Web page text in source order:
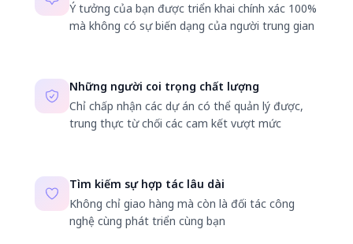
Ý tưởng của bạn được triển khai chính xác 100%
mà không có sự biến dạng của người trung gian
Những người coi trọng chất lượng
Chỉ chấp nhận các dự án có thể quản lý được,
trung thực từ chối các cam kết vượt mức
Tìm kiếm sự hợp tác lâu dài
Không chỉ giao hàng mà còn là đối tác công
nghệ cùng phát triển cùng bạn